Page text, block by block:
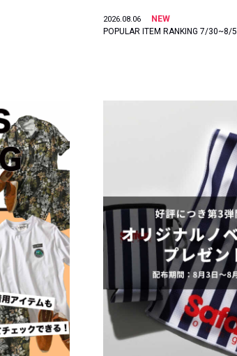
2026.08.06
NEW
POPULAR ITEM RANKING 7/30~8/5